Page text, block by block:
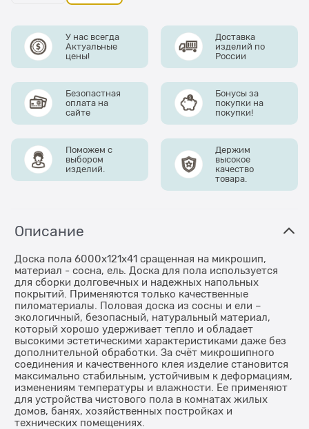
У нас всегда
Актуальные
цены!
Доставка
изделий по
России
Безопастная
оплата на
сайте
Бонусы за
покупки на
покупки!
Поможем с
выбором
изделий.
Держим
высокое
качество
товара.
Описание
Доска пола 6000х121х41 сращенная на микрошип,
материал - сосна, ель. Доска для пола используется
для сборки долговечных и надежных напольных
покрытий. Применяются только качественные
пиломатериалы. Половая доска из сосны и ели –
экологичный, безопасный, натуральный материал,
который хорошо удерживает тепло и обладает
высокими эстетическими характеристиками даже без
дополнительной обработки. За счёт микрошипного
соединения и качественного клея изделие становится
максимально стабильным, устойчивым к деформациям,
изменениям температуры и влажности. Ее применяют
для устройства чистового пола в комнатах жилых
домов, банях, хозяйственных постройках и
технических помещениях.